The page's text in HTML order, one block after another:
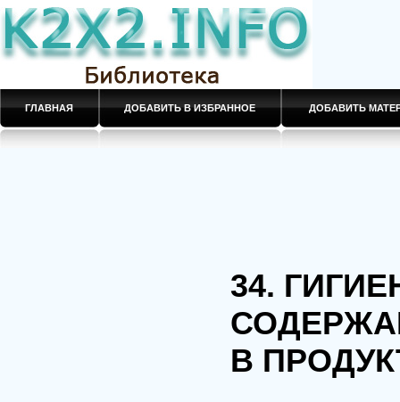
ГЛАВНАЯ ДОБАВИТЬ В ИЗБРАННОЕ ДОБАВИТЬ
34.
В